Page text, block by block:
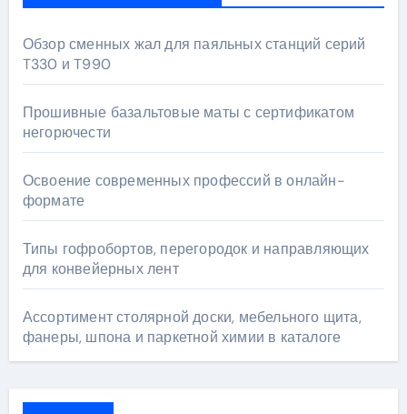
Обзор сменных жал для паяльных станций серий
T330 и T990
Прошивные базальтовые маты с сертификатом
негорючести
Освоение современных профессий в онлайн-
формате
Типы гофробортов, перегородок и направляющих
для конвейерных лент
Ассортимент столярной доски, мебельного щита,
фанеры, шпона и паркетной химии в каталоге